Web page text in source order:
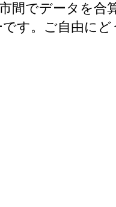
間でデータを合
す。ご自由にど